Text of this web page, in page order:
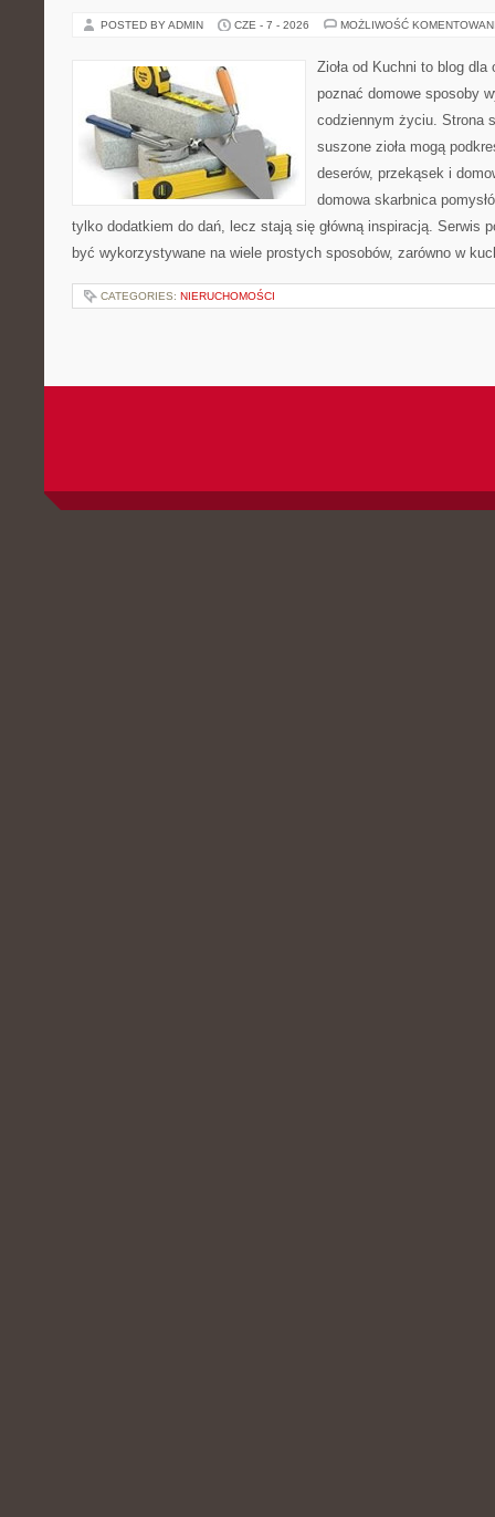
POSTED BY ADMIN CZE - 7 - 2026 MOŻLIWOŚĆ
Zioła od Kuchni to blog
poznać domowe sposoby
codziennym życiu. Strona
suszone zioła mogą
deserów, przekąsek i
domowa skarbnica
tylko dodatkiem do dań, lecz stają się główną inspiracją. Serwis
być wykorzystywane na wiele prostych sposobów, zarówno w
CATEGORIES: NIERUCHOMOŚCI